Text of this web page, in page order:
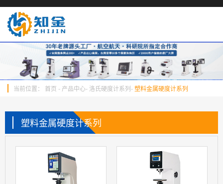
当前位置： 首页 - 产品中心- 洛氏硬度计系列-塑料金属硬度计系列
塑料金属硬度计系列